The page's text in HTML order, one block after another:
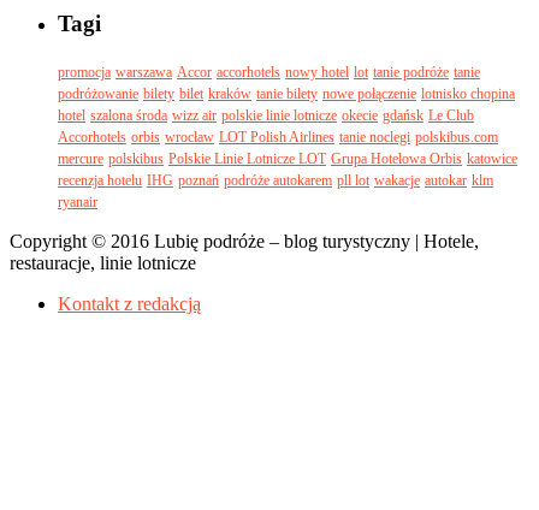
Tagi
promocja warszawa Accor accorhotels nowy hotel lot tanie podróże tanie
podróżowanie bilety bilet kraków tanie bilety nowe połączenie lotnisko chopina
hotel szalona środa wizz air polskie linie lotnicze okecie gdańsk Le Club
Accorhotels orbis wrocław LOT Polish Airlines tanie noclegi polskibus.com
mercure polskibus Polskie Linie Lotnicze LOT Grupa Hotelowa Orbis katowice
recenzja hotelu IHG poznań podróże autokarem pll lot wakacje autokar klm
ryanair
Copyright © 2016 Lubię podróże – blog turystyczny | Hotele,
restauracje, linie lotnicze
Kontakt z redakcją